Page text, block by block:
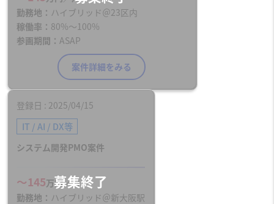
勤務地
ハイブリッド＠23区内
稼働率
80%〜100%
参画期間
ASAP
案件詳細をみる
登録日 2025/04/15
IT / AI / DX等
システム開発PMO案件
〜145万円／月
勤務地
ハイブリッド＠新大阪駅